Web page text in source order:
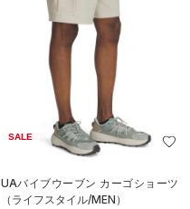
SALE
UAバイブウーブン カーゴショーツ
（ライフスタイル/MEN）